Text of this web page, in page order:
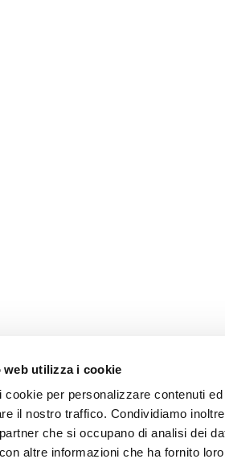
web utilizza i cookie
cookie per personalizzare contenuti
il nostro traffico. Condividiamo
che si occupano di analisi dei
altre informazioni che ha fornito